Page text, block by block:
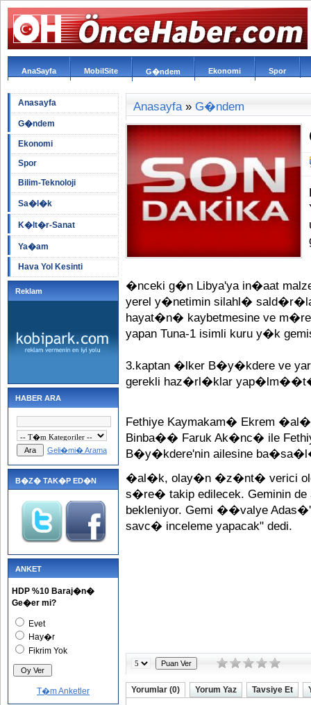
AnaSayfa MobilSite G�ndem Ekonomi Spor
Anasayfa
G�ndem
Ekonomi
Spor
Bilim-Teknoloji
Sa�l�k
K�lt�r-Sanat
Ya�am
Hava Yol Kesinti
Reklam
HABER ARA
Geli�mi� Arama
B�Z� TAK�P ED�N
ANKET
HDP %10 Baraj�n�
Ge�er mi?
Evet
Hay�r
Fikrim Yok
T�m Anketler
Anasayfa» G�ndem
�nceki g�n Libya'ya in�aat
yerel y�netimin silahl�
hayat�n� kaybetmesine ve
yapan Tuna-1 isimli kuru y�k
3.kaptan �lker B�y�kdere ve
gerekli haz�rl�klar
Fethiye Kaymakam� Ekrem
Binba�� Faruk Ak�nc� ile
B�y�kdere'nin ailesine
�al�k, olay�n �z�nt� verici
s�re� takip edilecek. Geminin
bekleniyor. Gemi ��valye
savc� inceleme yapacak" dedi.
Yorumlar (0) Yorum Yaz Tavsiye Et